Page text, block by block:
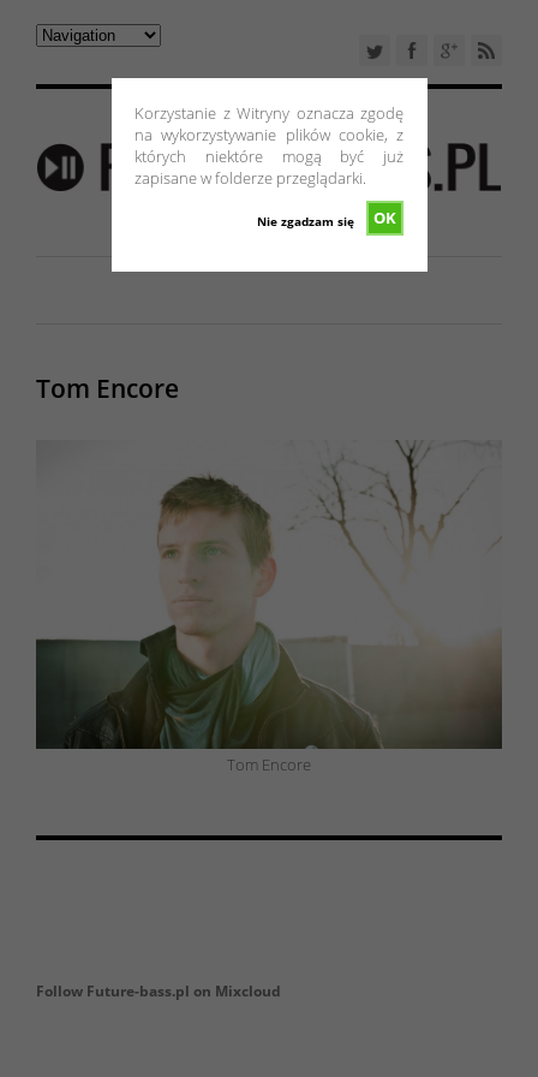
Korzystanie z Witryny oznacza zgodę
na wykorzystywanie plików cookie, z
których niektóre mogą być już
zapisane w folderze przeglądarki.
OK
Nie zgadzam się
Tom Encore
Tom Encore
Follow Future-bass.pl on Mixcloud